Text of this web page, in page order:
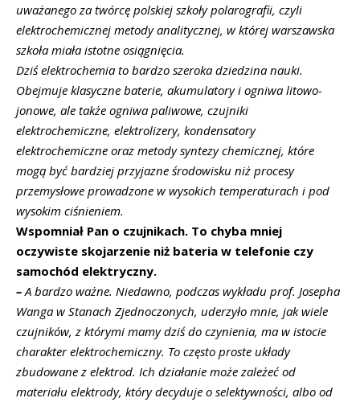
uważanego za twórcę polskiej szkoły polarografii, czyli
elektrochemicznej metody analitycznej, w której warszawska
szkoła miała istotne osiągnięcia.
Dziś elektrochemia to bardzo szeroka dziedzina nauki.
Obejmuje klasyczne baterie, akumulatory i ogniwa litowo-
jonowe, ale także ogniwa paliwowe, czujniki
elektrochemiczne, elektrolizery, kondensatory
elektrochemiczne oraz metody syntezy chemicznej, które
mogą być bardziej przyjazne środowisku niż procesy
przemysłowe prowadzone w wysokich temperaturach i pod
wysokim ciśnieniem.
Wspomniał Pan o czujnikach. To chyba mniej
oczywiste skojarzenie niż bateria w telefonie czy
samochód elektryczny.
– A bardzo ważne. Niedawno, podczas wykładu prof. Josepha
Wanga w Stanach Zjednoczonych, uderzyło mnie, jak wiele
czujników, z którymi mamy dziś do czynienia, ma w istocie
charakter elektrochemiczny. To często proste układy
zbudowane z elektrod. Ich działanie może zależeć od
materiału elektrody, który decyduje o selektywności, albo od